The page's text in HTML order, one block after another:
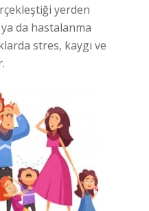
yerden
da hastalanma
stres, kaygı ve